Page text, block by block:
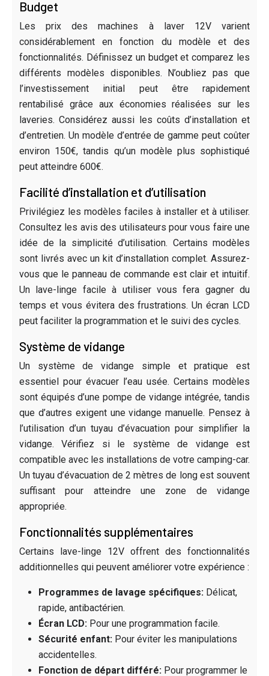
Budget
Les prix des machines à laver 12V varient
considérablement en fonction du modèle et des
fonctionnalités. Définissez un budget et comparez les
différents modèles disponibles. N’oubliez pas que
l’investissement initial peut être rapidement
rentabilisé grâce aux économies réalisées sur les
laveries. Considérez aussi les coûts d’installation et
d’entretien. Un modèle d’entrée de gamme peut coûter
environ 150€, tandis qu’un modèle plus sophistiqué
peut atteindre 600€.
Facilité d’installation et d’utilisation
Privilégiez les modèles faciles à installer et à utiliser.
Consultez les avis des utilisateurs pour vous faire une
idée de la simplicité d’utilisation. Certains modèles
sont livrés avec un kit d’installation complet. Assurez-
vous que le panneau de commande est clair et intuitif.
Un lave-linge facile à utiliser vous fera gagner du
temps et vous évitera des frustrations. Un écran LCD
peut faciliter la programmation et le suivi des cycles.
Système de vidange
Un système de vidange simple et pratique est
essentiel pour évacuer l’eau usée. Certains modèles
sont équipés d’une pompe de vidange intégrée, tandis
que d’autres exigent une vidange manuelle. Pensez à
l’utilisation d’un tuyau d’évacuation pour simplifier la
vidange. Vérifiez si le système de vidange est
compatible avec les installations de votre camping-car.
Un tuyau d’évacuation de 2 mètres de long est souvent
suffisant pour atteindre une zone de vidange
appropriée.
Fonctionnalités supplémentaires
Certains lave-linge 12V offrent des fonctionnalités
additionnelles qui peuvent améliorer votre expérience :
Programmes de lavage spécifiques: Délicat,
rapide, antibactérien.
Écran LCD: Pour une programmation facile.
Sécurité enfant: Pour éviter les manipulations
accidentelles.
Fonction de départ différé: Pour programmer le